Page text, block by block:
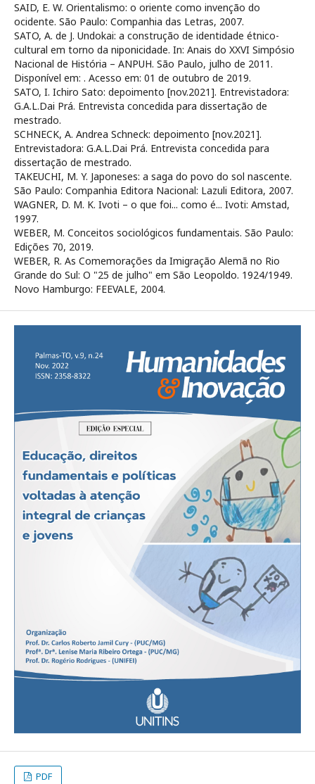
SAID, E. W. Orientalismo: o oriente como invenção do
ocidente. São Paulo: Companhia das Letras, 2007.
SATO, A. de J. Undokai: a construção de identidade étnico-
cultural em torno da niponicidade. In: Anais do XXVI Simpósio
Nacional de História – ANPUH. São Paulo, julho de 2011.
Disponível em: . Acesso em: 01 de outubro de 2019.
SATO, I. Ichiro Sato: depoimento [nov.2021]. Entrevistadora:
G.A.L.Dai Prá. Entrevista concedida para dissertação de
mestrado.
SCHNECK, A. Andrea Schneck: depoimento [nov.2021].
Entrevistadora: G.A.L.Dai Prá. Entrevista concedida para
dissertação de mestrado.
TAKEUCHI, M. Y. Japoneses: a saga do povo do sol nascente.
São Paulo: Companhia Editora Nacional: Lazuli Editora, 2007.
WAGNER, D. M. K. Ivoti – o que foi... como é... Ivoti: Amstad,
1997.
WEBER, M. Conceitos sociológicos fundamentais. São Paulo:
Edições 70, 2019.
WEBER, R. As Comemorações da Imigração Alemã no Rio
Grande do Sul: O "25 de julho" em São Leopoldo. 1924/1949.
Novo Hamburgo: FEEVALE, 2004.
PDF